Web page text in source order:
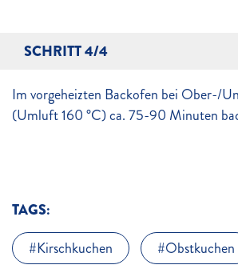
SCHRITT 4/4
Im vorgeheizten Backofen bei Ober-/
(Umluft 160 °C) ca. 75-90 Minuten
TAGS:
Kirschkuchen
Obstkuchen